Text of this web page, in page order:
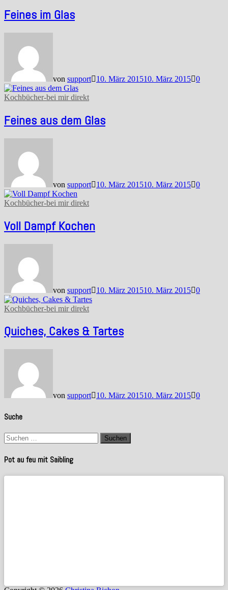
Feines im Glas
von support 10. März 201510. März 2015 0
Kochbücher-bei mir direkt
Feines aus dem Glas
von support 10. März 201510. März 2015 0
Kochbücher-bei mir direkt
Voll Dampf Kochen
von support 10. März 201510. März 2015 0
Kochbücher-bei mir direkt
Quiches, Cakes & Tartes
von support 10. März 201510. März 2015 0
Suche
Suchen
nach:
Pot au feu mit Saibling